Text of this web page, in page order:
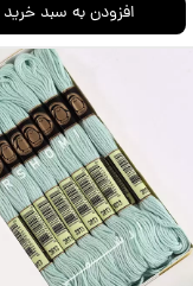
افزودن به سبد خرید